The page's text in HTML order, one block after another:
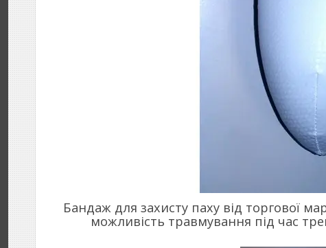
Бандаж для захисту паху від торгової
можливість травмування під час